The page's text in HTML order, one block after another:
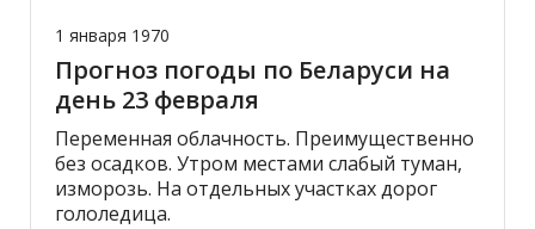
1 января 1970
Прогноз погоды по Беларуси на
день 23 февраля
Переменная облачность. Преимущественно
без осадков. Утром местами слабый туман,
изморозь. На отдельных участках дорог
гололедица.